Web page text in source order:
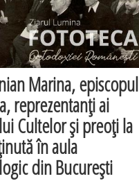
Marina, episcopul
reprezentanţi ai
Cultelor şi preoţi la
în aula
din Bucureşti